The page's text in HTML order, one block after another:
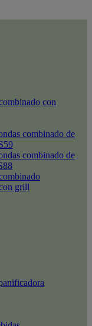
con
combinado de
combinado de
grill